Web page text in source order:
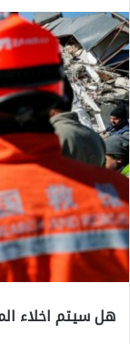
هل سيتم اخلاء